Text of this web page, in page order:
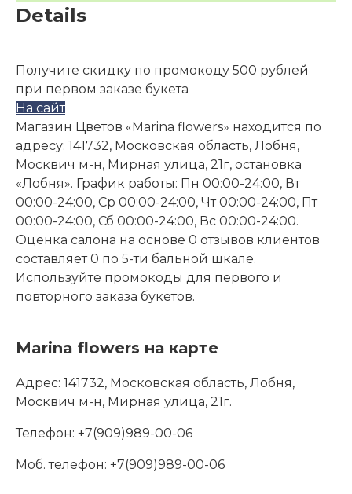
Details
Получите скидку по промокоду 500 рублей
при первом заказе букета
На сайт
Магазин Цветов «Marina flowers» находится по
адресу: 141732, Московская область, Лобня,
Москвич м-н, Мирная улица, 21г, остановка
«Лобня». График работы: Пн 00:00-24:00, Вт
00:00-24:00, Ср 00:00-24:00, Чт 00:00-24:00, Пт
00:00-24:00, Сб 00:00-24:00, Вс 00:00-24:00.
Оценка салона на основе 0 отзывов клиентов
составляет 0 по 5-ти бальной шкале.
Используйте промокоды для первого и
повторного заказа букетов.
Marina flowers на карте
Адрес: 141732, Московская область, Лобня,
Москвич м-н, Мирная улица, 21г.
Телефон: +7(909)989-00-06
Моб. телефон: +7(909)989-00-06